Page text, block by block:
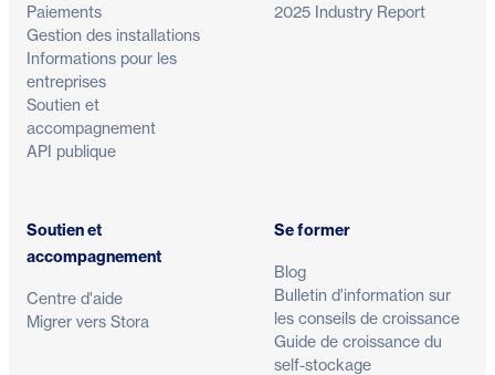
Paiements
Gestion des installations
Informations pour les
entreprises
Soutien et
accompagnement
API publique
2025 Industry Report
Soutien et
accompagnement
Centre d'aide
Migrer vers Stora
Se former
Blog
Bulletin d'information sur
les conseils de croissance
Guide de croissance du
self-stockage